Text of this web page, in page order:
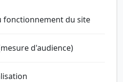
fonctionnement du site
d'audience)